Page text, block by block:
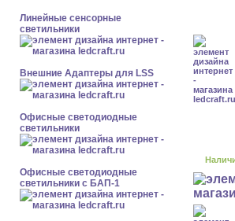
Линейные сенсорные
светильники
Внешние Адаптеры для LSS
Офисные светодиодные
светильники
Офисные светодиодные
светильники с БАП-1